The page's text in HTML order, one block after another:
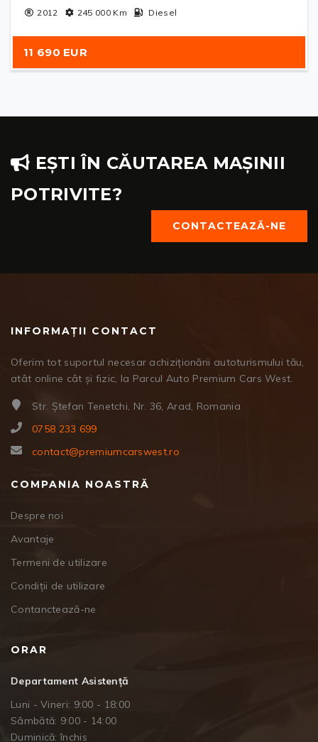
2012 245 000Km Diesel
11 690 EUR
EȘTI ÎN CĂUTAREA MAȘINII
POTRIVITE?
CONTACTEAZĂ-NE
INFORMAȚII CONTACT
Oferim tot suportul necesar achiziționării autoturismului tău,
atât online cât și fizic, la Parcul Auto Premium Cars West.
Str. Ștefan Tenetchi, Nr. 36, Arad, Romania
0758 233 699
contact@premiumcarswest.ro
COMPANIA NOASTRĂ
Despre noi
Avantaje
Termeni de utilizare
Condiții de utilizare
Contanctează-ne
ORAR
Departament Asistență
Luni - Vineri: 9:00 - 18:00
Sâmbătă: 9:00 - 14:00
Duminică: închis